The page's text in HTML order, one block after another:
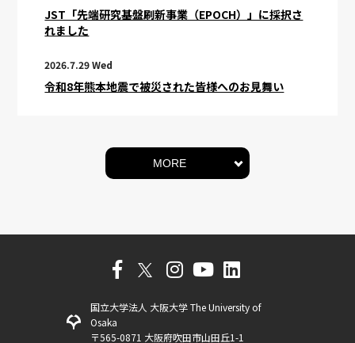
JST「先端研究基盤刷新事業（EPOCH）」に採択さ
れました
2026.7.29 Wed
令和8年熊本地震で被災された皆様へのお見舞い
MORE
国立大学法人 大阪大学 The University of
Osaka
〒565-0871 大阪府吹田市山田丘1-1